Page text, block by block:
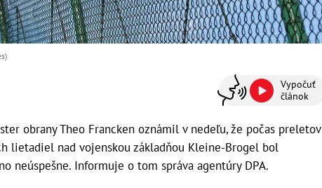
Vypočuť
článok
obrany Theo Francken oznámil v nedeľu, že počas preletov
lietadiel nad vojenskou základňou Kleine-Brogel bol
neúspešne. Informuje o tom správa agentúry DPA.